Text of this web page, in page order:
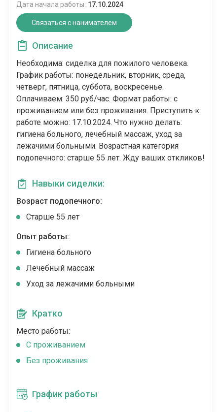
Дата начала работы: 17.10.2024
Связаться с нанимателем
Описание
Необходима: сиделка для пожилого человека.
График работы: понедельник, вторник, среда,
четверг, пятница, суббота, воскресенье.
Оплачиваем: 350 руб/час. Формат работы: c
проживанием или без проживания. Приступить к
работе можно: 17.10.2024. Что нужно делать:
гигиена больного, лечебный массаж, уход за
лежачими больными. Возрастная категория
подопечного: cтарше 55 лет. Жду ваших откликов!
Навыки сиделки:
Возраст подопечного:
Cтарше 55 лет
Опыт работы:
Гигиена больного
Лечебный массаж
Уход за лежачими больными
Кратко
Место работы:
C проживанием
Без проживания
График работы